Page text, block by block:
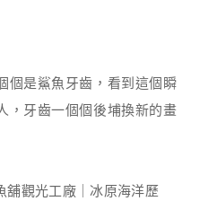
個是鯊魚牙齒，看到這個瞬
，牙齒一個個後埔換新的畫